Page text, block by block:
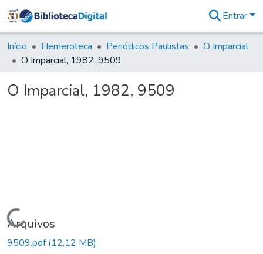
&
Coleções
Tudo na
Digital
Entrar
Início Hemeroteca Periódicos Paulistas
O Imparcial
O Imparcial, 1982, 9509
O Imparcial, 1982, 9509
Carregando...
Arquivos
9509.pdf(12,12 MB)